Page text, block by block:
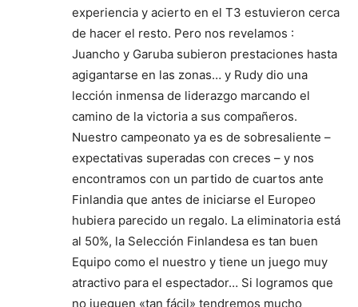
experiencia y acierto en el T3 estuvieron cerca
de hacer el resto. Pero nos revelamos :
Juancho y Garuba subieron prestaciones hasta
agigantarse en las zonas… y Rudy dio una
lección inmensa de liderazgo marcando el
camino de la victoria a sus compañeros.
Nuestro campeonato ya es de sobresaliente –
expectativas superadas con creces – y nos
encontramos con un partido de cuartos ante
Finlandia que antes de iniciarse el Europeo
hubiera parecido un regalo. La eliminatoria está
al 50%, la Selección Finlandesa es tan buen
Equipo como el nuestro y tiene un juego muy
atractivo para el espectador… Si logramos que
no jueguen «tan fácil» tendremos mucho